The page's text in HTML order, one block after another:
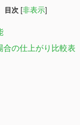
目次 [非表示]
の仕上がり比較表